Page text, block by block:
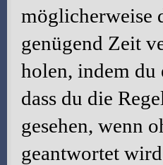
möglicherweise
genügend Zeit
holen, indem du
dass du die
gesehen, wenn
geantwortet